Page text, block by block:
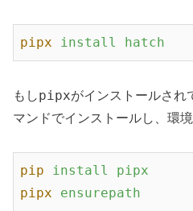
pipx install hatch
もしpipxがインストールされ
マンドでインストールし、環
pip
install pipx
pipx
ensurepath